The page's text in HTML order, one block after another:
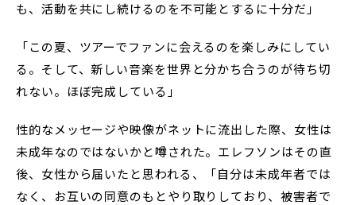
も、活動を共にし続けるのを不可能とするに十分だ」
「この夏、ツアーでファンに会えるのを楽しみにしてい
る。そして、新しい音楽を世界と分かち合うのが待ち切
れない。ほぼ完成している」
性的なメッセージや映像がネットに流出した際、女性は
未成年なのではないかと噂された。エレフソンはその直
後、女性から届いたと思われる、「自分は未成年者では
なく、お互いの同意のもとやり取りしており、被害者で